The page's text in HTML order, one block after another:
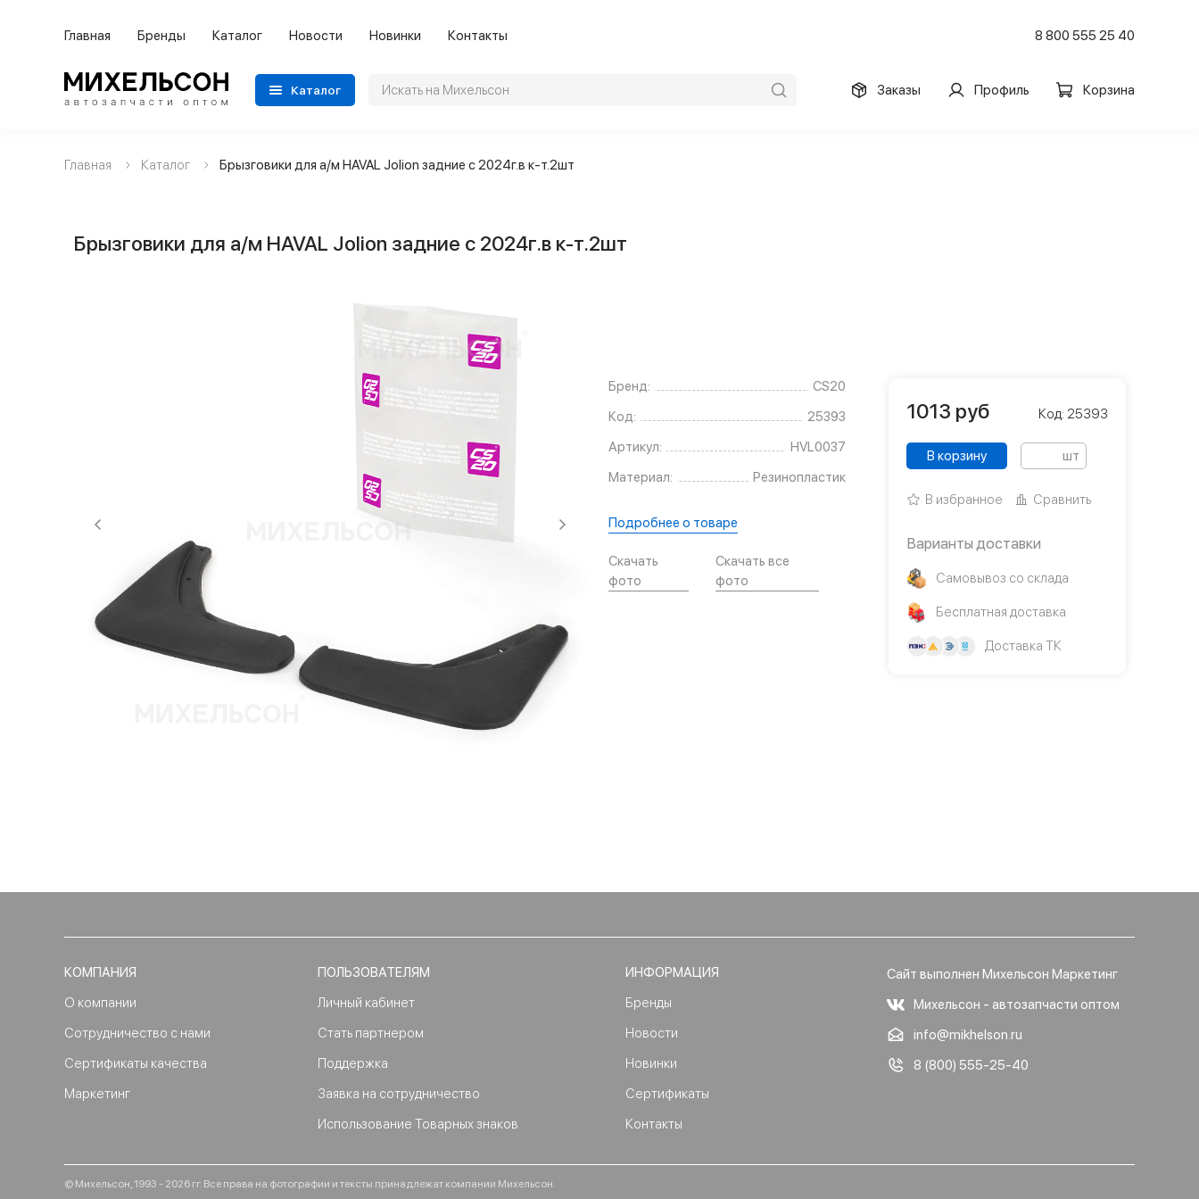
Главная Бренды Каталог Новости Новинки Контакты 8 800 555 25 40
Каталог Заказы Профиль Корзина
Применяемость
Категории автозапчастей
Главная Каталог Брызговики для а/м HAVAL Jolion задние с 2024г.в к-т.2шт
Брызговики для а/м HAVAL Jolion задние с 2024г.в к-т.2шт
Бренд:
CS20
Код:
25393
Артикул:
HVL0037
Материал:
Резинопластик
Подробнее о товаре
Скачать
фото
Скачать все
фото
1013 руб Код: 25393
В корзину шт
В избранное Сравнить
Варианты доставки
Самовывоз со склада
Бесплатная доставка
Доставка ТК
КОМПАНИЯ
О компании
Сотрудничество с нами
Сертификаты качества
Маркетинг
ПОЛЬЗОВАТЕЛЯМ
Личный кабинет
Стать партнером
Поддержка
Заявка на сотрудничество
Использование Товарных знаков
ИНФОРМАЦИЯ
Бренды
Новости
Новинки
Сертификаты
Контакты
Сайт выполнен Михельсон Маркетинг
Михельсон - автозапчасти оптом
info@mikhelson.ru
8 (800) 555-25-40
© Михельсон, 1993 - 2026 гг. Все права на фотографии и тексты принадлежат компании Михельсон.